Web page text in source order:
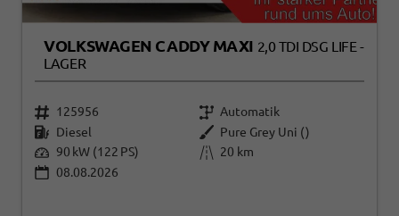
VOLKSWAGEN CADDY MAXI 2,0 TDI DSG LIFE -
LAGER
125956
Automatik
Diesel
Pure Grey Uni ()
90 kW (122 PS)
20 km
08.08.2026